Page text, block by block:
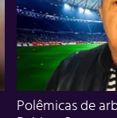
Polêmicas de